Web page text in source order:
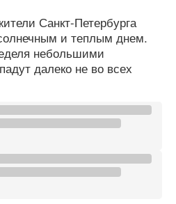
Санкт-Петербурга
и теплым днем.
небольшими
далеко не во всех